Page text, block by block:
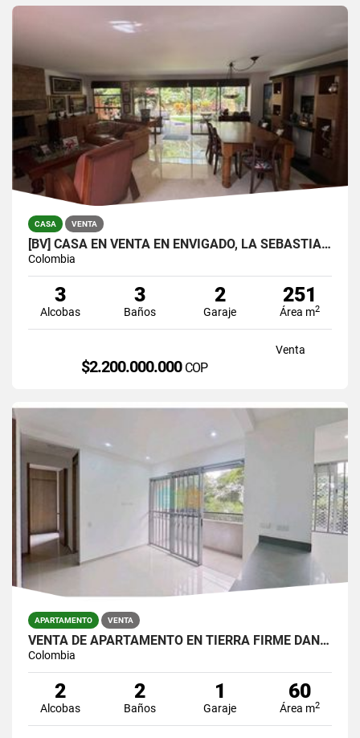
CASA VENTA
[BV] CASA EN VENTA EN ENVIGADO, LA SEBASTIANA
Colombia
3
Alcobas
3
Baños
2
Garaje
251
Área m2
Venta
$2.200.000.000 COP
APARTAMENTO VENTA
VENTA DE APARTAMENTO EN TIERRA FIRME DAN GERMAN
Colombia
2
Alcobas
2
Baños
1
Garaje
60
Área m2